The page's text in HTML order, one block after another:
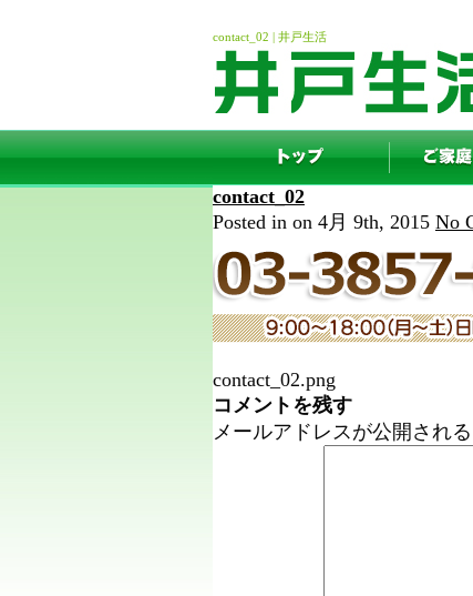
contact_02 | 井戸生活
contact_02
Posted in on 4月 9th, 2015 No
contact_02.png
コメントを残す
メールアドレスが公開され